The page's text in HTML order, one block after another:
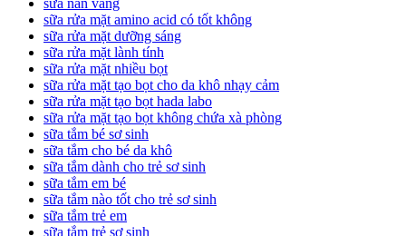
sữa rửa mặt amino acid có tốt không
sữa rửa mặt dưỡng sáng
sữa rửa mặt lành tính
sữa rửa mặt nhiều bọt
sữa rửa mặt tạo bọt cho da khô nhạy cảm
sữa rửa mặt tạo bọt hada labo
sữa rửa mặt tạo bọt không chứa xà phòng
sữa tắm bé sơ sinh
sữa tắm cho bé da khô
sữa tắm dành cho trẻ sơ sinh
sữa tắm em bé
sữa tắm nào tốt cho trẻ sơ sinh
sữa tắm trẻ em
sữa tắm trẻ sơ sinh